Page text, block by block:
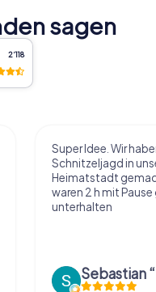
sagen
2‘118
Super Idee. Wir
Schnitzeljagd in
Heimatstadt
waren 2 h mit
unterhalten